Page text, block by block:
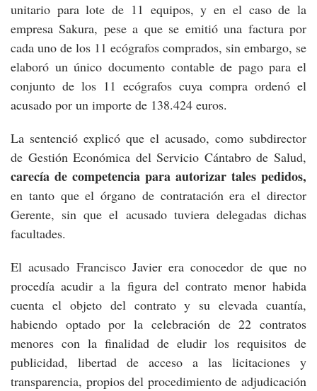
unitario para lote de 11 equipos, y en el caso de la
empresa Sakura, pese a que se emitió una factura por
cada uno de los 11 ecógrafos comprados, sin embargo, se
elaboró un único documento contable de pago para el
conjunto de los 11 ecógrafos cuya compra ordenó el
acusado por un importe de 138.424 euros.
La sentenció explicó que el acusado, como subdirector
de Gestión Económica del Servicio Cántabro de Salud,
carecía de competencia para autorizar tales pedidos,
en tanto que el órgano de contratación era el director
Gerente, sin que el acusado tuviera delegadas dichas
facultades.
El acusado Francisco Javier era conocedor de que no
procedía acudir a la figura del contrato menor habida
cuenta el objeto del contrato y su elevada cuantía,
habiendo optado por la celebración de 22 contratos
menores con la finalidad de eludir los requisitos de
publicidad, libertad de acceso a las licitaciones y
transparencia, propios del procedimiento de adjudicación